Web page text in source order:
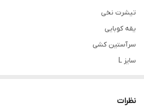
تیشرت نخی
یقه کوبایی
سرآستین کشی
سایز L
نظرات